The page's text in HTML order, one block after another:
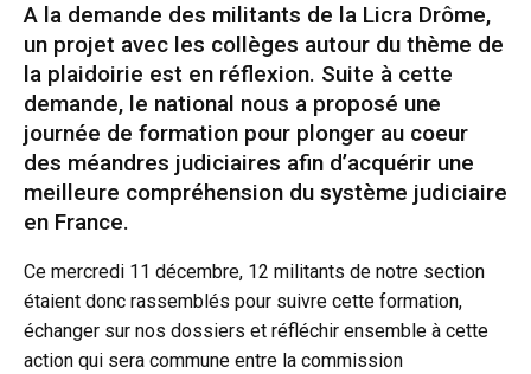
A la demande des militants de la Licra Drôme,
un projet avec les collèges autour du thème de
la plaidoirie est en réflexion. Suite à cette
demande, le national nous a proposé une
journée de formation pour plonger au coeur
des méandres judiciaires afin d’acquérir une
meilleure compréhension du système judiciaire
en France.
Ce mercredi 11 décembre, 12 militants de notre section
étaient donc rassemblés pour suivre cette formation,
échanger sur nos dossiers et réfléchir ensemble à cette
action qui sera commune entre la commission